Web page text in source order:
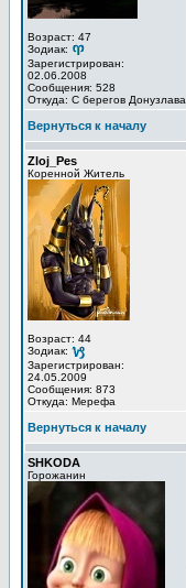
Возраст: 47
Зодиак:
Зарегистрирован:
02.06.2008
Сообщения: 528
Откуда: С берегов Донузлава
Вернуться к началу
Zloj_Pes
Коренной Житель
Возраст: 44
Зодиак:
Зарегистрирован:
24.05.2009
Сообщения: 873
Откуда: Мерефа
Вернуться к началу
SHKODA
Горожанин